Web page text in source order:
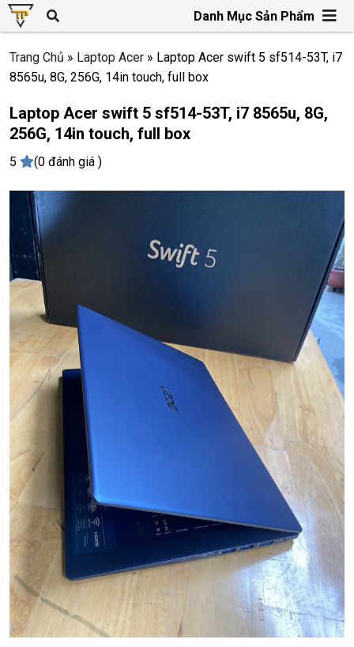
Danh Mục Sản Phẩm
Trang Chủ » Laptop Acer » Laptop Acer swift 5 sf514-53T, i7
8565u, 8G, 256G, 14in touch, full box
Laptop Acer swift 5 sf514-53T, i7 8565u, 8G,
256G, 14in touch, full box
5 (0 đánh giá )